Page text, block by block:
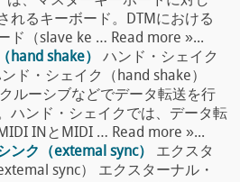
れるキーボード。DTMにおける
ド（slave ke … Read more »...
hand shake）
ハンド・シェイク
ド・シェイク（hand shake）
ルーシブなどでデータ転送を行
ハンド・シェイクでは、データ転
INとMIDI … Read more »...
ンク（extemal sync）
エクスタ
sync） エクスターナル・